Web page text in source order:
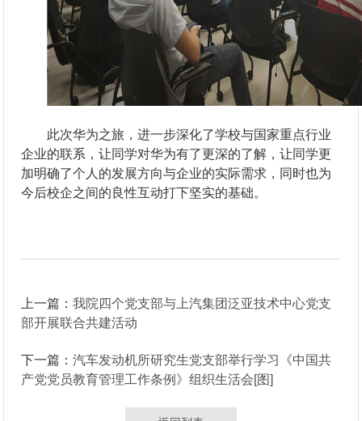
此次华为之旅，进一步深化了学校与国家重点行业
企业的联系，让同学对华为有了更深的了解，让同学更
加明确了个人的发展方向与企业的实际需求，同时也为
今后校企之间的良性互动打下坚实的基础。
上一篇：我院四个党支部与上汽集团泛亚技术中心党支
部开展联合共建活动
下一篇：汽车发动机所研究生党支部举行学习《中国共
产党党员教育管理工作条例》组织生活会[图]